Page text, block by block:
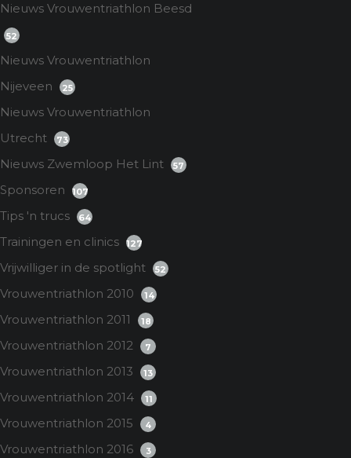
Nieuws Vrouwentriathlon Beesd
52
Nieuws Vrouwentriathlon
Nijeveen
25
Nieuws Vrouwentriathlon
Utrecht
73
Nieuws Zwemloop Het Lint 57
Sponsoren 107
Tips 'n trucs 64
Trainingen en clinics 127
Vrijwilliger in de spotlight 52
Vrouwentriathlon 2010 14
Vrouwentriathlon 2011 18
Vrouwentriathlon 2012 7
Vrouwentriathlon 2013 13
Vrouwentriathlon 2014 11
Vrouwentriathlon 2015 4
Vrouwentriathlon 2016 3